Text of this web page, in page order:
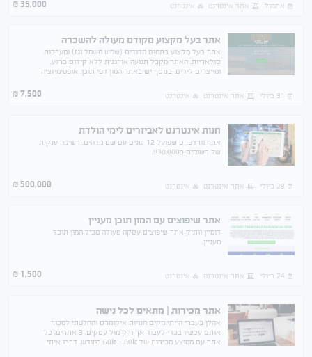
אתמול
אתר אינטרנט אינטרנט 35,000
₪
אתר בעל מקצוע מקודם מעולה להשכרה
אתר בעל מקצוע בתחום הדודים (שמש חשמל וגז) ומערכות
סולאריות. האתר מקבל תנועה אורגנית ללא קידום כרגע,
ומייצרים לידים. בנוסף יש באתר המון דפי תוכן. אופטימיזציה
31 ביולי
אתר אינטרנט אינטרנט 7,500
₪
חנות אינטרנט לאביזרים לימי הולדת
אתר וורדפרס שפועל 12 שנים עם שם מדהים. רשימה ענקית
של רשומים כ30,000!!.
28 ביולי אתר אינטרנט אינטרנט 500,000
₪
אתר שיפוצים עם המון תוכן מעניין
דומיין וותיק אתר שיפוצים עסקה מעולה מכיל המון תוכל
מעניין.
24 ביולי אתר אינטרנט אינטרנט 1,500
₪
אתר מכירות | מתאים לכל נישה
אהלן בעברי הייתי מקים חנויות איקומרס והחלטתי למכור
אותם עכשיו בכדי לעבוד אך ורק מול עסקים. 3 אתרים, כל
אתר עם ממוצע מכירות של 60k - 80k בחודש. דברו איתי